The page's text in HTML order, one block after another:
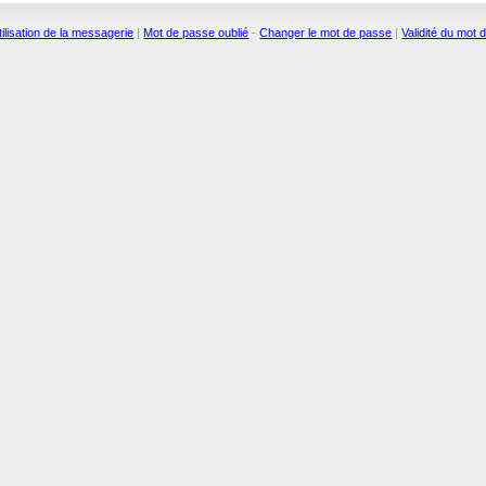
de la messagerie | Mot de passe oublié -Changer le mot de passe |Validité du mot